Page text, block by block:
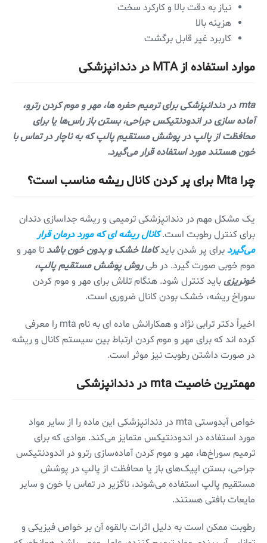
نیاز به دقت بالا و کارکرد سخت
هزینه بالا
کاربرد غیر قابل برگشت
موارد استفاده از MTA در دندانپزشکی
mta در دندانپزشکی برای ترمیم حفره ها، مهر و موم کردن رترو،
آماده سازی در اندودنتیکس جراحی، بستن باز راس‌ها یا برای
محافظت از پالپ در پوشش مستقیم پالپ که به ناچار در تماس با
خون هستند مورد استفاده قرار می‌گیرد.
چرا Mta برای پر کردن کانال ریشه مناسب است؟
یک مشکل مهم در دندانپزشکی ترمیمی و ریشه جداسازی دندان
برای کنترل رطوبت است. کانال ریشه ای که مورد درمان قرار
می‌گیردبرای پر شدن بایدکاملا خشک و بدون خون باشدتا مهر و
موم خوبی صورت گیرد. در طیروش پوشش مستقیم پالپ،
خونریزیباید کنترل شود. هنگام تلاش برای مهر و موم کردن
سوراخ ریشه، خشک بودن کانال ضروری است.
اخیراً دکتر ترابی نژاد و همکارانش ماده ای به نام mta را معرفی
کرده اند که برای مهر و موم کردن ارتباط بین سیستم کانال و ریشه
در صورت داشتن رطوبت نیز موثر است.
مهمترین خاصیت mta در دندانپزشکی
خواص آبدوستی mta در دندانپزشکی این ماده را از سایر مواد
مورد استفاده در اندودنتیکس متمایز می‌کند. موادی که برای
ترمیم سوراخ‌ها، مهر و موم کردن آماده‌سازی رترو در اندودنتیکس
جراحی، بستن اپیک‌های باز یا محافظت از پالپ در پوشش
مستقیم پالپ استفاده می‌شوند، ناگزیر در تماس با خون و سایر
مایعات بافتی هستند.
رطوبت ممکن است به دلیل اثرات بالقوه آن بر خواص فیزیکی و